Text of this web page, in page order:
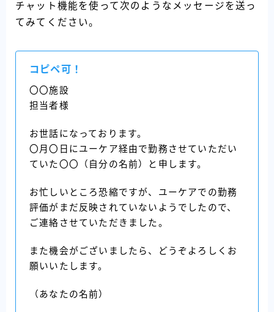
チャット機能を使って次のようなメッセージを送っ
てみてください。
コピペ可！
〇〇施設
担当者様
お世話になっております。
〇月〇日にユーケア経由で勤務させていただい
ていた〇〇（自分の名前）と申します。
お忙しいところ恐縮ですが、ユーケアでの勤務
評価がまだ反映されていないようでしたので、
ご連絡させていただきました。
また機会がございましたら、どうぞよろしくお
願いいたします。
（あなたの名前）